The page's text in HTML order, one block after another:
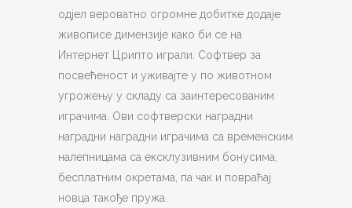
одјел вероватно огромне добитке додаје
живописе димензије како би се на
Интернет Црипто играли. Софтвер за
посвећеност и уживајте у по животном
угрожењу у складу са заинтересованим
играчима. Ови софтверски наградни
наградни наградни играчима са временским
налепницама са ексклузивним бонусима,
бесплатним окретама, па чак и повраћај
новца такође пружа.